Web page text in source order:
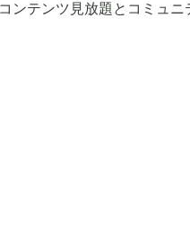
ンテンツ見放題とコミュニ